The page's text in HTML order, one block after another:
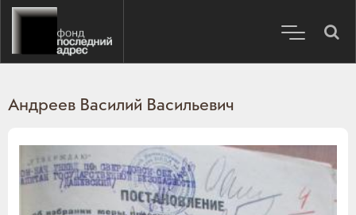
Андреев Василий Васильевич